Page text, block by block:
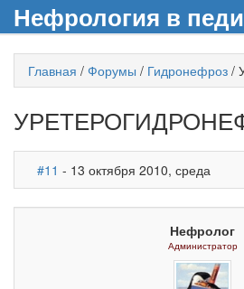
Нефрология в
Главная / Форумы / Гидронефроз /
#11 - 13 октября 2010, среда
Нефролог
Администратор